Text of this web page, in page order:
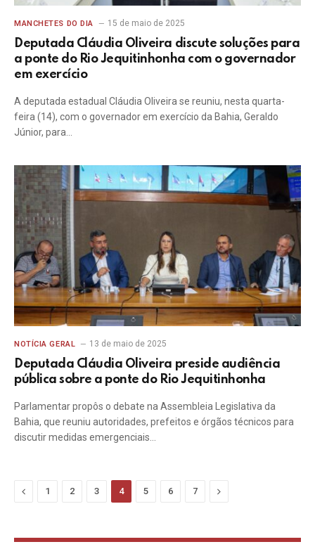
MANCHETES DO DIA 15 de maio de 2025
Deputada Cláudia Oliveira discute soluções para
a ponte do Rio Jequitinhonha com o governador
em exercício
A deputada estadual Cláudia Oliveira se reuniu, nesta quarta-
feira (14), com o governador em exercício da Bahia, Geraldo
Júnior, para…
NOTÍCIA GERAL 13 de maio de 2025
Deputada Cláudia Oliveira preside audiência
pública sobre a ponte do Rio Jequitinhonha
Parlamentar propôs o debate na Assembleia Legislativa da
Bahia, que reuniu autoridades, prefeitos e órgãos técnicos para
discutir medidas emergenciais…
Previous
1 2 3 4 5 6 7 Next